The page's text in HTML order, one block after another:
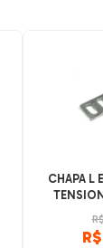
CHAPA L